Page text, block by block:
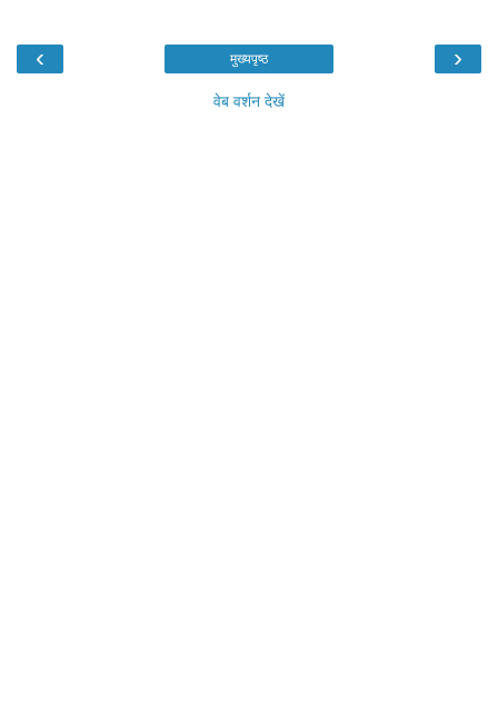
‹ ›
मुख्यपृष्ठ
वेब वर्शन देखें